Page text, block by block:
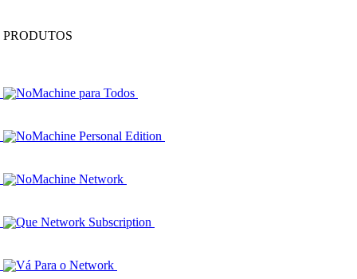
PRODUTOS
NoMachine para Todos
NoMachine Personal Edition
NoMachine Network
Que Network Subscription
Vá Para o Network